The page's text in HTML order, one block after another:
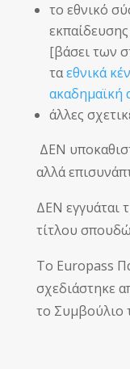
το εθνικό
[βάσει των
ταεθνικά
ακαδημαϊκή
άλλες
ΔΕΝ
αλλά
ΔΕΝ εγγυάται
τίτλου
Το Europass
σχεδιάστηκε
το Συμβούλιο